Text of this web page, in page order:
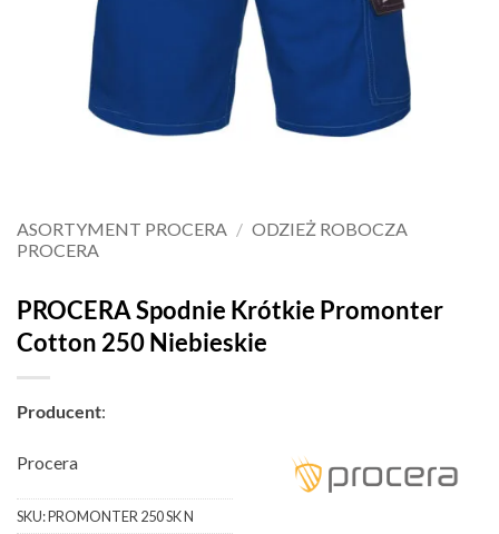
ASORTYMENT PROCERA / ODZIEŻ ROBOCZA
PROCERA
PROCERA Spodnie Krótkie Promonter
Cotton 250 Niebieskie
Producent:
Procera
SKU:PROMONTER 250 SK N